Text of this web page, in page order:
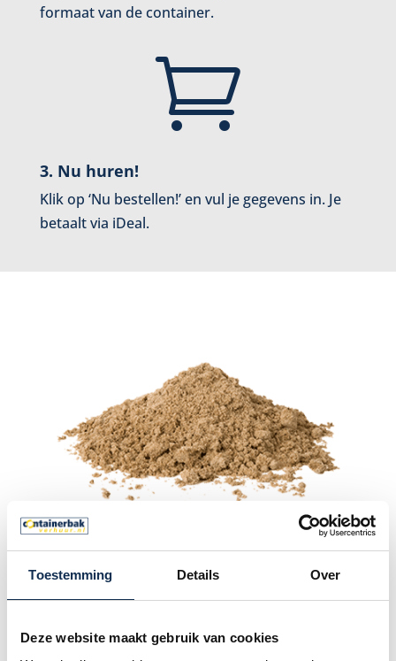
Toestemming Details Over
Deze website maakt gebruik van cookies
formaat van de container.

3. Nu huren!
Klik op ‘Nu bestellen!’ en vul je gegevens in. Je
betaalt via iDeal.
Hoe werkt het huren
van een zand
container?